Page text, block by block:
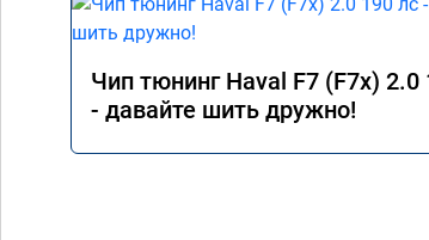
Чип тюнинг Haval F7 (F7x) 2.0
- давайте шить дружно!